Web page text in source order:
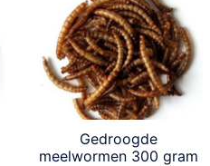
Gedroogde
meelwormen 300 gram